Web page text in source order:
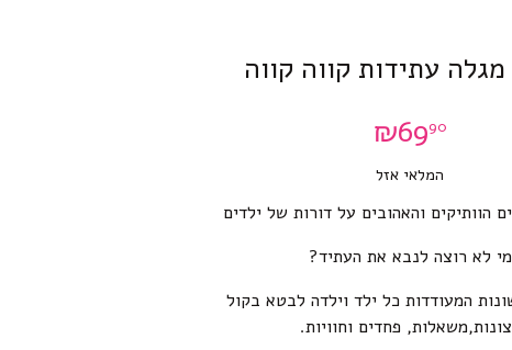
מגלה עתידות קווה קווה
₪6990
המלאי אזל
הוותיקים והאהובים על דורות של ילדים
מי לא רוצה לנבא את העתיד?
שונות המעודדות כל ילד וילדה לבטא בקול
פחדים וחוויות.